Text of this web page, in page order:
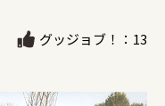
グッジョブ！：13